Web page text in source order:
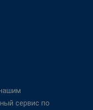
сервис по